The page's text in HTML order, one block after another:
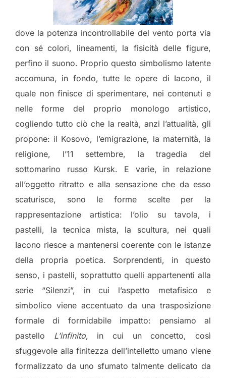
dove la potenza incontrollabile del vento porta via
con sé colori, lineamenti, la fisicità delle figure,
perfino il suono. Proprio questo simbolismo latente
accomuna, in fondo, tutte le opere di Iacono, il
quale non finisce di sperimentare, nei contenuti e
nelle forme del proprio monologo artistico,
cogliendo tutto ciò che la realtà, anzi l’attualità, gli
propone: il Kosovo, l’emigrazione, la maternità, la
religione, l’11 settembre, la tragedia del
sottomarino russo Kursk. E varie, in relazione
all’oggetto ritratto e alla sensazione che da esso
scaturisce, sono le forme scelte per la
rappresentazione artistica: l’olio su tavola, i
pastelli, la tecnica mista, la scultura, nei quali
Iacono riesce a mantenersi coerente con le istanze
della propria poetica. Sorprendenti, in questo
senso, i pastelli, soprattutto quelli appartenenti alla
serie “Silenzi”, in cui l’aspetto metafisico e
simbolico viene accentuato da una trasposizione
formale di formidabile impatto: pensiamo al
pastello L’infinito, in cui un concetto, così
sfuggevole alla finitezza dell’intelletto umano viene
formalizzato da uno sfumato talmente delicato da